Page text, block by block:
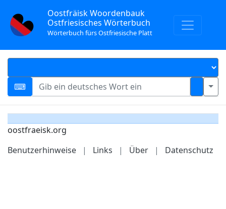
Oostfräisk Woordenbauk
Ostfriesisches Wörterbuch
Wörterbuch fürs Ostfriesische Platt
oostfraeisk.org
Benutzerhinweise
| Links | Über | Datenschutz